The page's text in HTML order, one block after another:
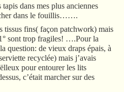
dans mes plus anciennes
dans le fouillis…….
tissus fins( façon patchwork) mais
sont trop fragiles! ….Pour la
question: de vieux draps épais, à
recyclée) mais j’avais
pour entourer les lits
c’était marcher sur des